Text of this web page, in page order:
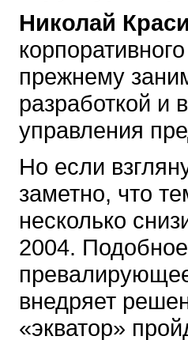
Николай
прежнему
разработкой и
управления
Но если
заметно, что
несколько
2004.
внедряет
«экватор»